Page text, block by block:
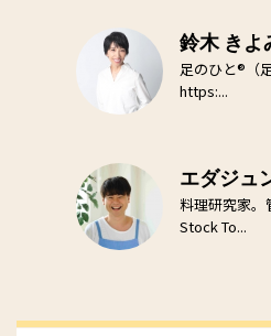
鈴木 きよ
足のひと®（
https:...
エダジュ
料理研究家。
Stock To...